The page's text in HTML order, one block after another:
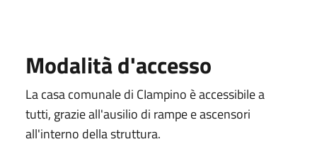
Modalità d'accesso
La casa comunale di CIampino è accessibile a
tutti, grazie all'ausilio di rampe e ascensori
all'interno della struttura.